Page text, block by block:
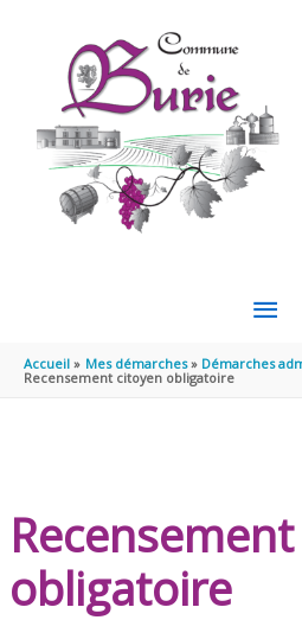
MENU
Accueil Mes démarches
Démarches
Recensement citoyen obligatoire
obligatoire